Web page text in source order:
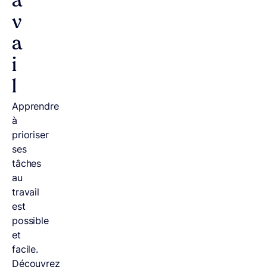
v
a
i
l
Apprendre
à
prioriser
ses
tâches
au
travail
est
possible
et
facile.
Découvrez